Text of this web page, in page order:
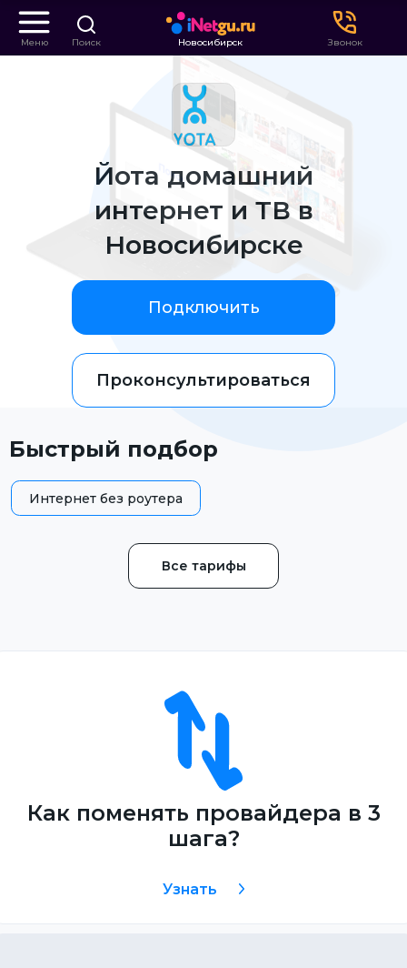
Меню Поиск Новосибирск Звонок
Йота домашний
интернет и ТВ в
Новосибирске
Подключить
Проконсультироваться
Быстрый подбор
Интернет без роутера
Все тарифы
Как поменять провайдера в 3
шага?
Узнать